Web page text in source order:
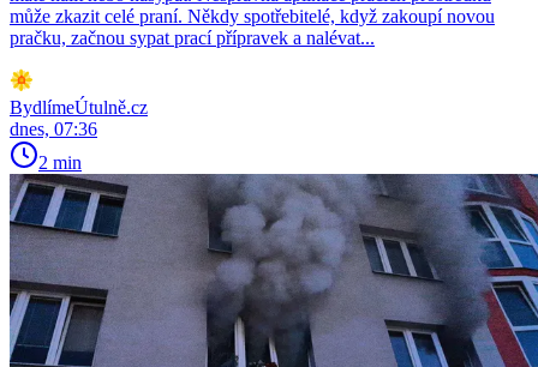
může zkazit celé praní. Někdy spotřebitelé, když zakoupí novou
pračku, začnou sypat prací přípravek a nalévat...
BydlímeÚtulně.cz
dnes, 07:36
2 min